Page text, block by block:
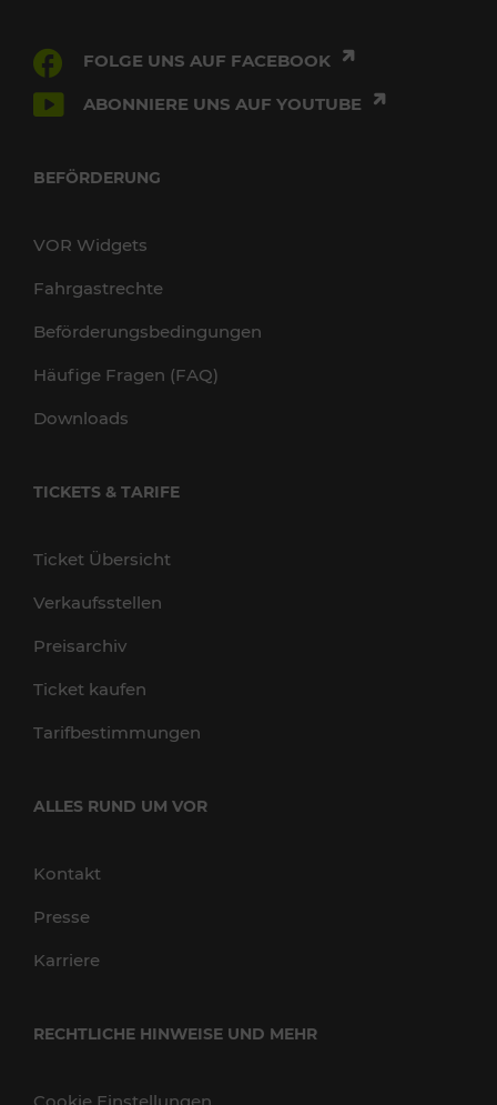
FOLGE UNS AUF FACEBOOK
ABONNIERE UNS AUF YOUTUBE
BEFÖRDERUNG
VOR Widgets
Fahrgastrechte
Beförderungsbedingungen
Häufige Fragen (FAQ)
Downloads
TICKETS & TARIFE
Ticket Übersicht
Verkaufsstellen
Preisarchiv
Ticket kaufen
Tarifbestimmungen
ALLES RUND UM VOR
Kontakt
Presse
Karriere
RECHTLICHE HINWEISE UND MEHR